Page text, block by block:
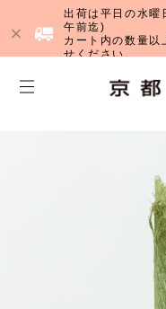
出荷は平日の水曜
午前迄)
カート内の数量以
せください。